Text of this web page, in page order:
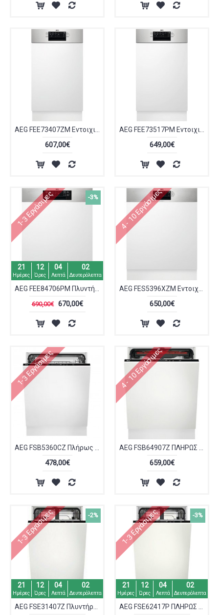
607,00€ 649,00€
-3%
1-3 Εργάσιμες
21
Ημέρες
12
Ώρες
04
Λεπτά
02
Δευτερόλεπτα
690,00€ 670,00€
4 - 10 Εργάσιμες
650,00€
1-3 Εργάσιμες
478,00€
4 - 10 Εργάσιμες
659,00€
-2%
1-3 Εργάσιμες
21
Ημέρες
12
Ώρες
04
Λεπτά
02
Δευτερόλεπτα
-3%
1-3 Εργάσιμες
21
Ημέρες
12
Ώρες
04
Λεπτά
02
Δευτερόλεπτα